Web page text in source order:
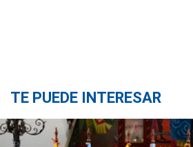
TE PUEDE INTERESAR